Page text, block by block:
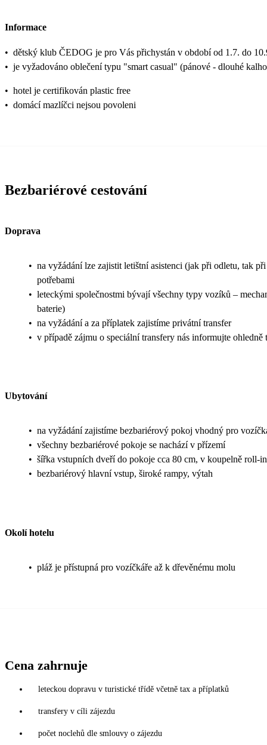
Informace
• dětský klub ČEDOG je pro Vás přichystán v období od 1.7. do
• je vyžadováno oblečení typu "smart casual" (pánové - dlouhé
• hotel je certifikován plastic free
• domácí mazlíčci nejsou povoleni
Bezbariérové cestování
Doprava
• na vyžádání lze zajistit letištní asistenci (jak při odletu, tak
potřebami
• leteckými společnostmi bývají všechny typy vozíků –
baterie)
• na vyžádání a za příplatek zajistíme privátní transfer
• v případě zájmu o speciální transfery nás informujte
Ubytování
• na vyžádání zajistíme bezbariérový pokoj vhodný pro
• všechny bezbariérové pokoje se nachází v přízemí
• šířka vstupních dveří do pokoje cca 80 cm, v koupelně roll-
• bezbariérový hlavní vstup, široké rampy, výtah
Okolí hotelu
• pláž je přístupná pro vozíčkáře až k dřevěnému molu
Cena zahrnuje
leteckou dopravu v turistické třídě včetně tax a příplatků
transfery v cíli zájezdu
počet noclehů dle smlouvy o zájezdu